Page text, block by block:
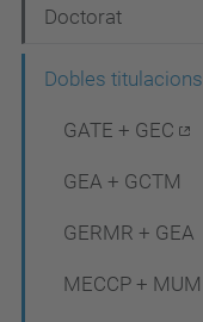
g
Doctorat
Dobles titulacions
GATE + GEC
GEA + GCTM
GERMR + GEA
MECCP + MUM